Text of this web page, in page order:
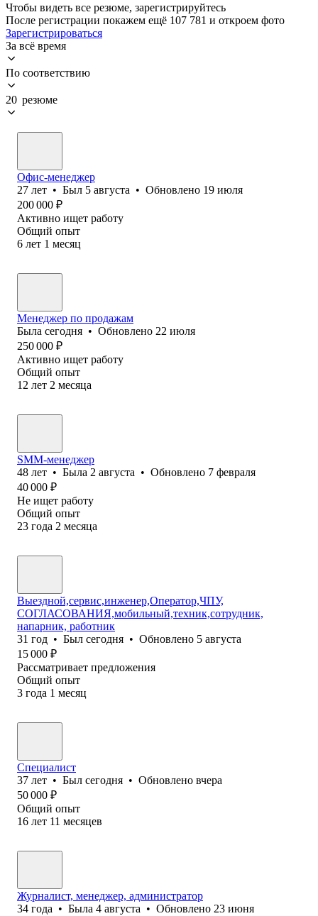
Чтобы видеть все резюме, зарегистрируйтесь
После регистрации покажем ещё 107 781 и откроем фото
Зарегистрироваться
За всё время
По соответствию
20 резюме
Офис-менеджер
27 лет • Был 5 августа • Обновлено 19 июля
200 000 ₽
Активно ищет работу
Общий опыт
6 лет 1 месяц
Менеджер по продажам
Была сегодня • Обновлено 22 июля
250 000 ₽
Активно ищет работу
Общий опыт
12 лет 2 месяца
SMM-менеджер
48 лет • Была 2 августа • Обновлено 7 февраля
40 000 ₽
Не ищет работу
Общий опыт
23 года 2 месяца
Выездной,сервис,инженер,Оператор,ЧПУ,
СОГЛАСОВАНИЯ,мобильный,техник,сотрудник,
напарник, работник
31 год • Был сегодня • Обновлено 5 августа
15 000 ₽
Рассматривает предложения
Общий опыт
3 года 1 месяц
Специалист
37 лет • Был сегодня • Обновлено вчера
50 000 ₽
Общий опыт
16 лет 11 месяцев
Журналист, менеджер, администратор
34 года • Была 4 августа • Обновлено 23 июня